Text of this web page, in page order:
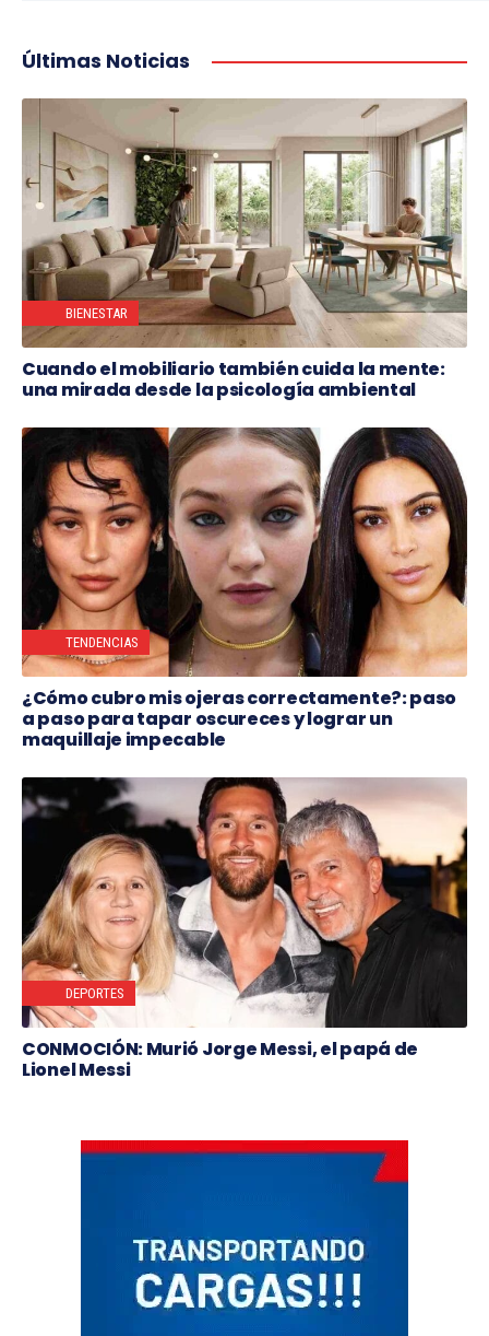
Últimas Noticias
BIENESTAR
Cuando el mobiliario también cuida la mente:
una mirada desde la psicología ambiental
TENDENCIAS
¿Cómo cubro mis ojeras correctamente?: paso
a paso para tapar oscureces y lograr un
maquillaje impecable
DEPORTES
CONMOCIÓN: Murió Jorge Messi, el papá de
Lionel Messi